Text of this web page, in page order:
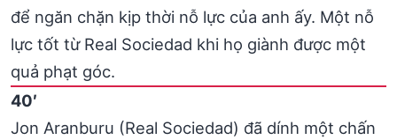
để ngăn chặn kịp thời nỗ lực của anh ấy. Một nỗ
lực tốt từ Real Sociedad khi họ giành được một
quả phạt góc.
40′
Jon Aranburu (Real Sociedad) đã dính một chấn